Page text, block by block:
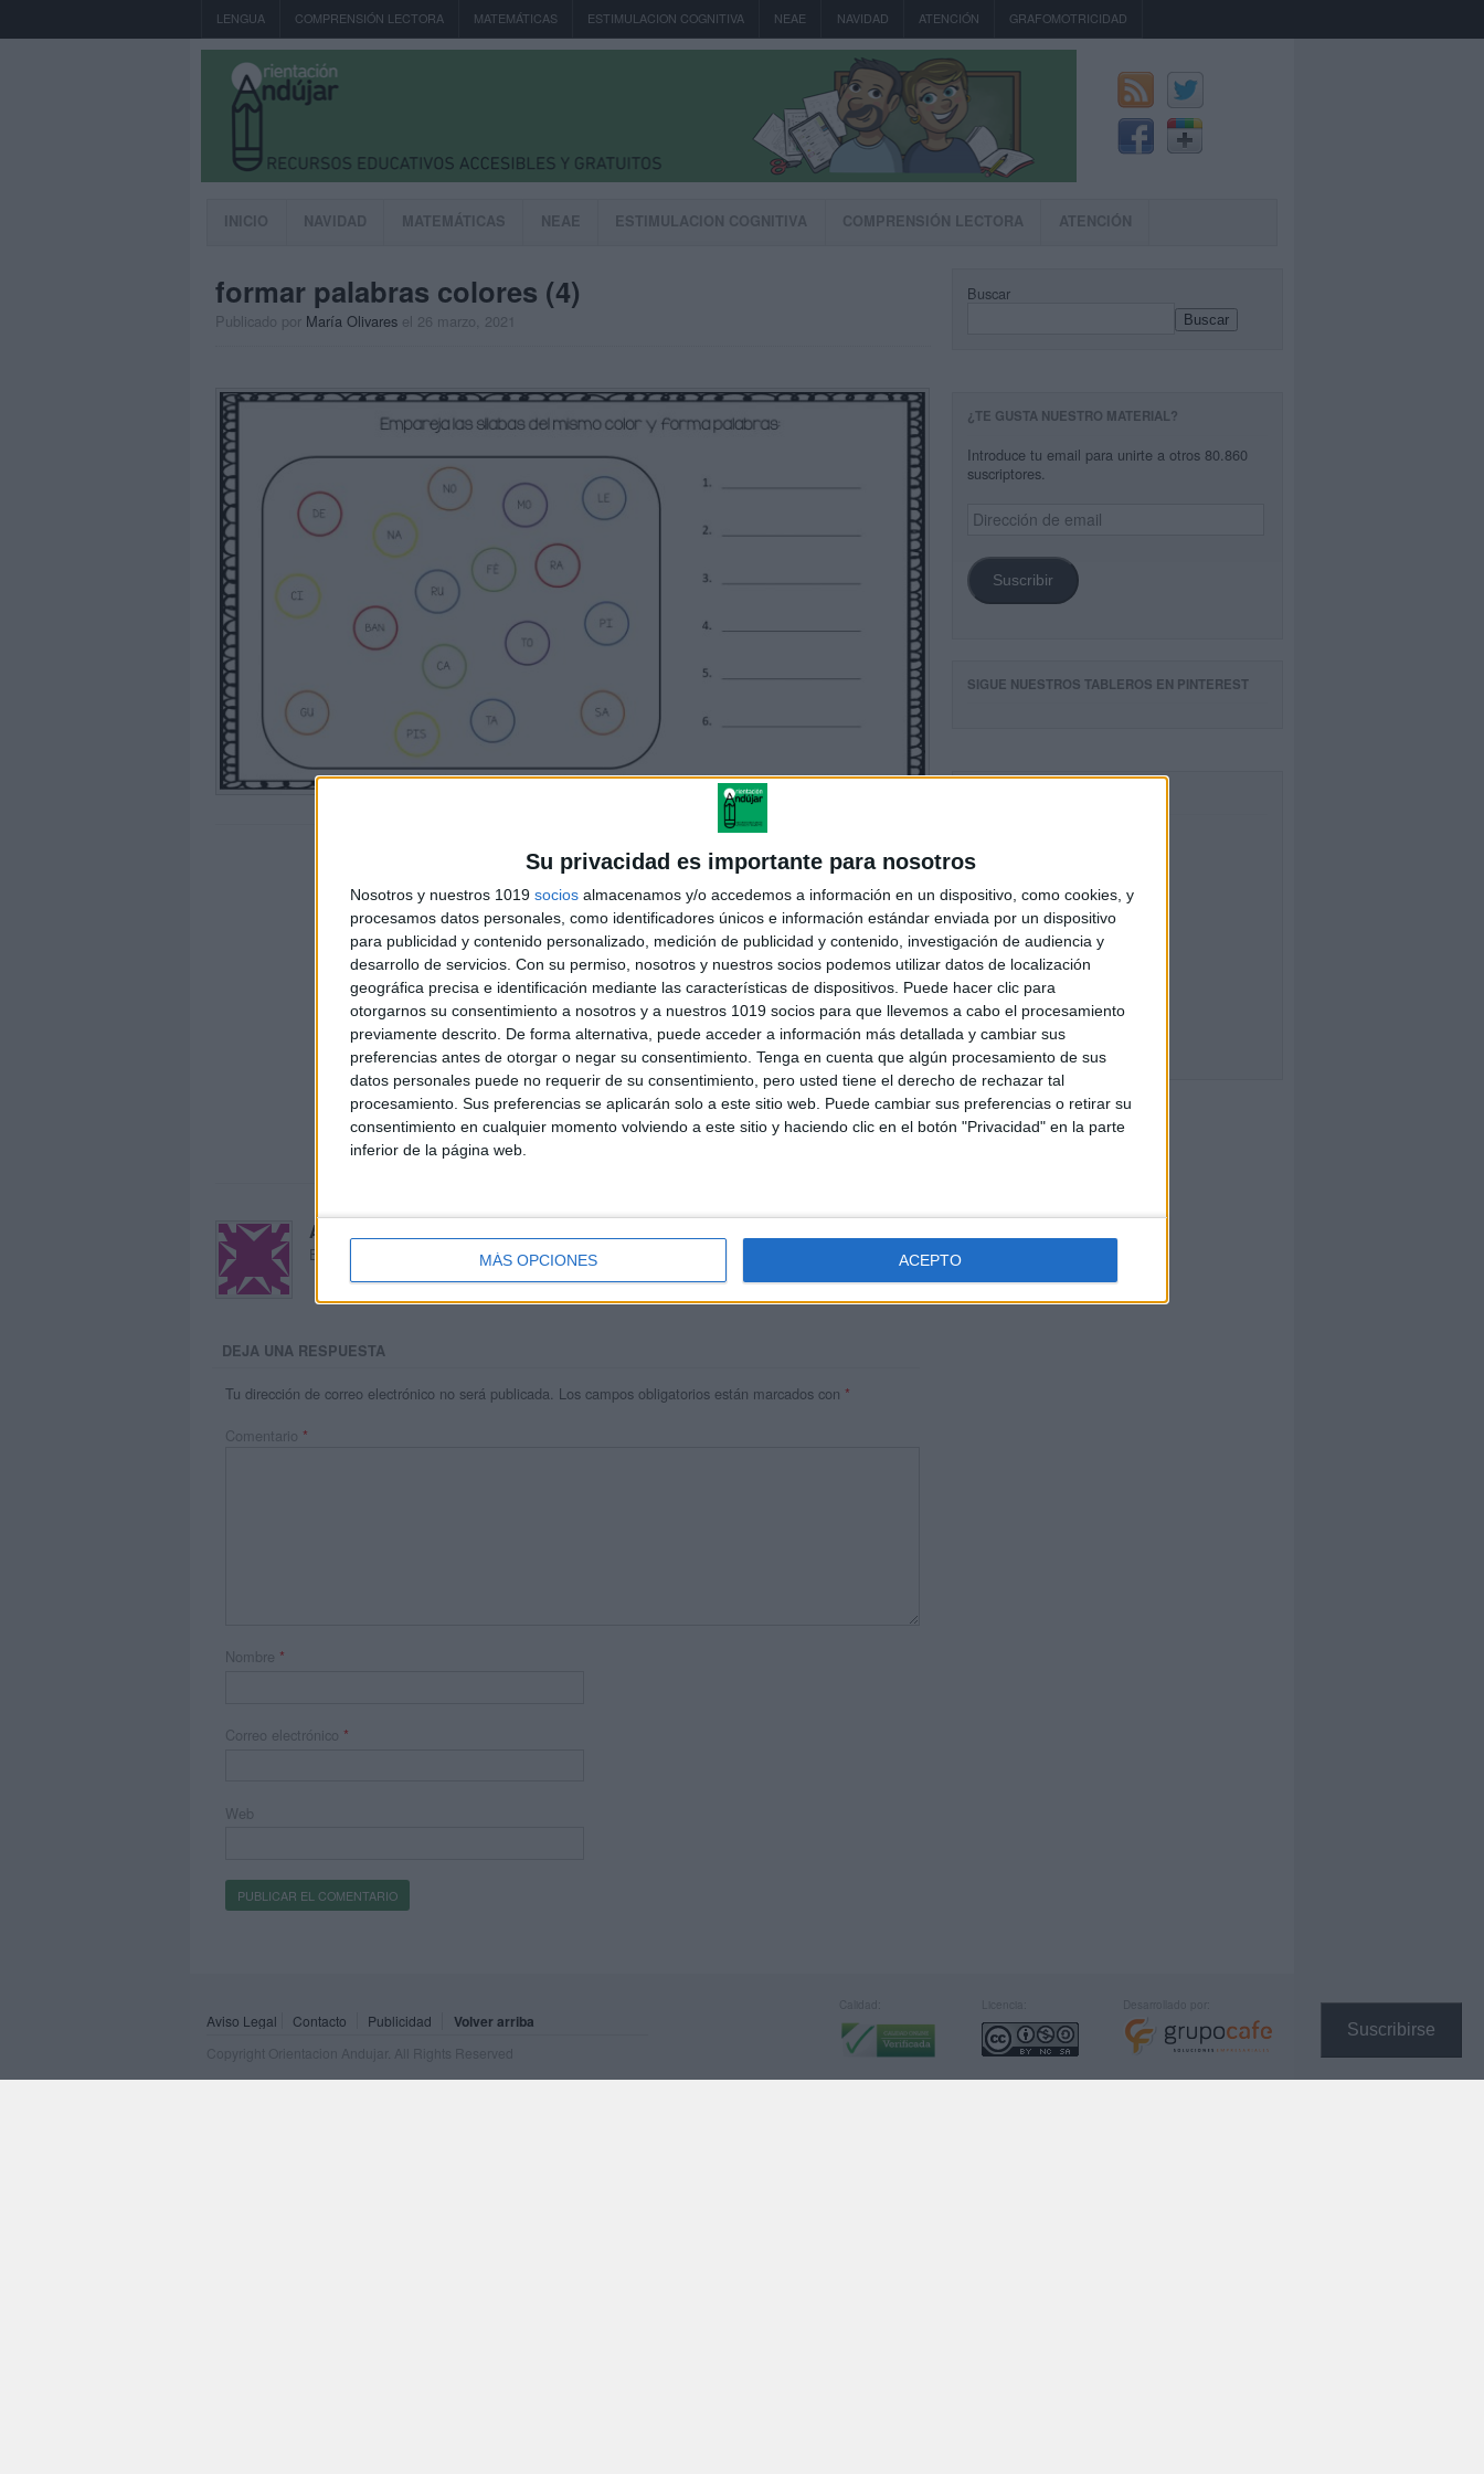
Su privacidad es importante para nosotros
Nosotros y nuestros 1019 socios almacenamos y/o accedemos a información en un dispositivo, como cookies, y
procesamos datos personales, como identificadores únicos e información estándar enviada por un dispositivo
para publicidad y contenido personalizado, medición de publicidad y contenido, investigación de audiencia y
desarrollo de servicios. Con su permiso, nosotros y nuestros socios podemos utilizar datos de localización
geográfica precisa e identificación mediante las características de dispositivos. Puede hacer clic para
otorgarnos su consentimiento a nosotros y a nuestros 1019 socios para que llevemos a cabo el procesamiento
previamente descrito. De forma alternativa, puede acceder a información más detallada y cambiar sus
preferencias antes de otorgar o negar su consentimiento. Tenga en cuenta que algún procesamiento de sus
datos personales puede no requerir de su consentimiento, pero usted tiene el derecho de rechazar tal
procesamiento. Sus preferencias se aplicarán solo a este sitio web. Puede cambiar sus preferencias o retirar su
consentimiento en cualquier momento volviendo a este sitio y haciendo clic en el botón "Privacidad" en la parte
inferior de la página web.
MÁS OPCIONES ACEPTO
Suscribirse
LENGUA COMPRENSIÓN LECTORA MATEMÁTICAS ESTIMULACION COGNITIVA NEAE NAVIDAD ATENCIÓN GRAFOMOTRICIDAD
INICIO NAVIDAD MATEMÁTICAS NEAE ESTIMULACION COGNITIVA COMPRENSIÓN LECTORA ATENCIÓN
formar palabras colores (4)
Publicado por María Olivares el 26 marzo, 2021
Acerca de María Olivares
El autor no ha proporcionado ninguna información.
DEJA UNA RESPUESTA
Tu dirección de correo electrónico no será publicada. Los campos obligatorios están marcados con *
Comentario *
Nombre *
Correo electrónico *
Web
Buscar
Buscar
¿TE GUSTA NUESTRO MATERIAL?
Introduce tu email para unirte a otros 80.860
suscriptores.
Dirección
de
Suscribir
SIGUE NUESTROS TABLEROS EN PINTEREST
Aviso Legal Contacto Publicidad Volver arriba